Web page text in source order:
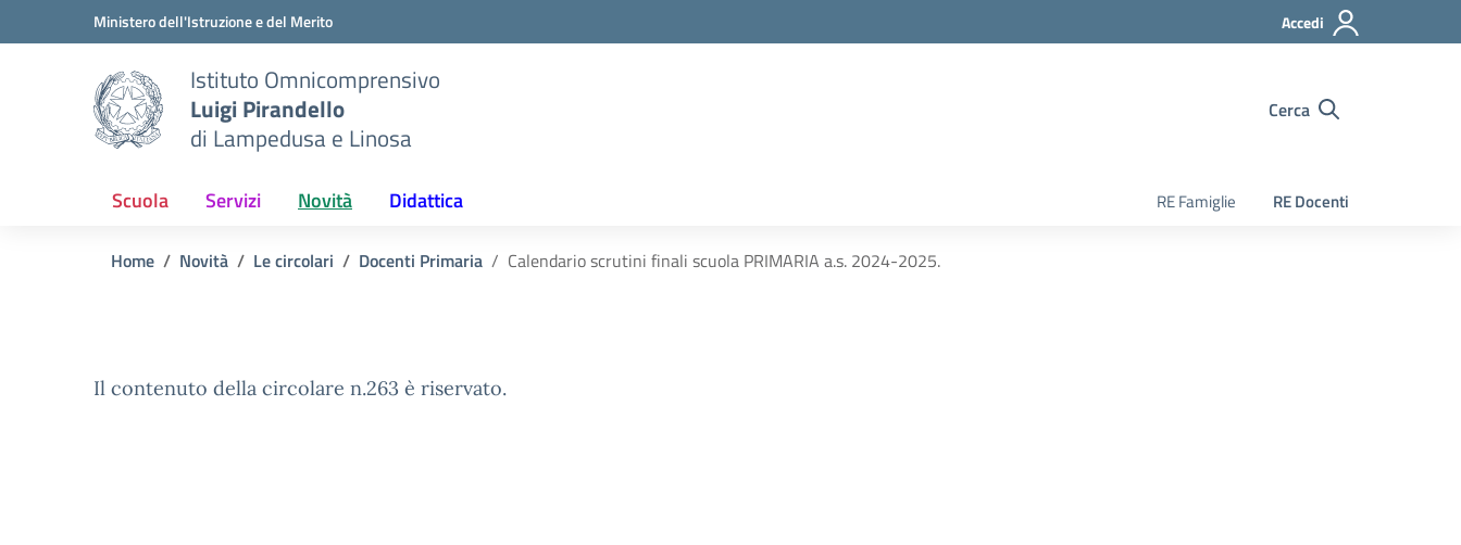
Vai ai contenuti
Vai al menu di navigazioneMinistero dell'Istruzione e del Merito Accedi
Istituto Omnicomprensivo
Luigi Pirandello
di Lampedusa e Linosa
Cerca
Scuola Servizi Novità Didattica RE Famiglie RE Docenti
Home Novità Le circolari Docenti Primaria Calendario scrutini finali scuola PRIMARIA a.s. 2024-2025.
Il contenuto della circolare n.263 è riservato.